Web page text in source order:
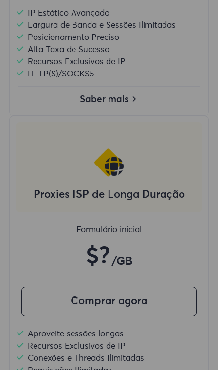
IP Estático Avançado
Largura de Banda e Sessões Ilimitadas
Posicionamento Preciso
Alta Taxa de Sucesso
Recursos Exclusivos de IP
HTTP(S)/SOCKS5
Saber mais
Proxies ISP de Longa Duração
Formulário inicial
$? /GB
Comprar agora
Aproveite sessões longas
Recursos Exclusivos de IP
Conexões e Threads Ilimitadas